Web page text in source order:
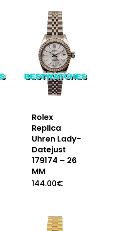
Rolex
Replica
Uhren Lady-
Datejust
179174 – 26
MM
144.00€